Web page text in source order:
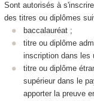
Sont autorisés à
des titres ou diplômes
baccalauréat ;
titre ou diplôme
inscription dans les
titre ou diplôme
supérieur dans le
apporter la preuve